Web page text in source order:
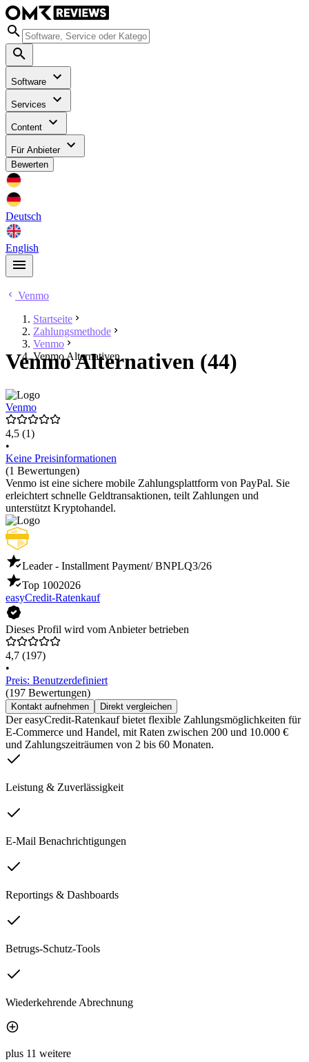
Software
Services
Content
Für Anbieter
Bewerten
Deutsch
English
Venmo
Startseite
Zahlungsmethode
Venmo
Venmo Alternativen
Venmo Alternativen (44)
Venmo
4,5 (1)
•
Keine Preisinformationen
(1 Bewertungen)
Venmo ist eine sichere mobile Zahlungsplattform von PayPal. Sie
erleichtert schnelle Geldtransaktionen, teilt Zahlungen und
unterstützt Kryptohandel.
Leader - Installment Payment/ BNPLQ3/26
Top 1002026
easyCredit-Ratenkauf
Dieses Profil wird vom Anbieter betrieben
4,7 (197)
•
Preis: Benutzerdefiniert
(197 Bewertungen)
Kontakt aufnehmen Direkt vergleichen
Der easyCredit-Ratenkauf bietet flexible Zahlungsmöglichkeiten für
E-Commerce und Handel, mit Raten zwischen 200 und 10.000 €
und Zahlungszeiträumen von 2 bis 60 Monaten.
Leistung & Zuverlässigkeit
E-Mail Benachrichtigungen
Reportings & Dashboards
Betrugs-Schutz-Tools
Wiederkehrende Abrechnung
plus 11 weitere